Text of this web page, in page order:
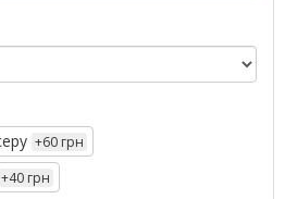
+60 грн
+40 грн